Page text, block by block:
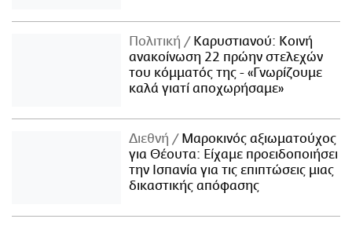
Πολιτική
Καρυστιανού: Κοινή
ανακοίνωση 22 πρώην στελεχών
του κόμματός της - «Γνωρίζουμε
καλά γιατί αποχωρήσαμε»
Διεθνή
Μαροκινός αξιωματούχος
για Θέουτα: Είχαμε προειδοποιήσει
την Ισπανία για τις επιπτώσεις μιας
δικαστικής απόφασης